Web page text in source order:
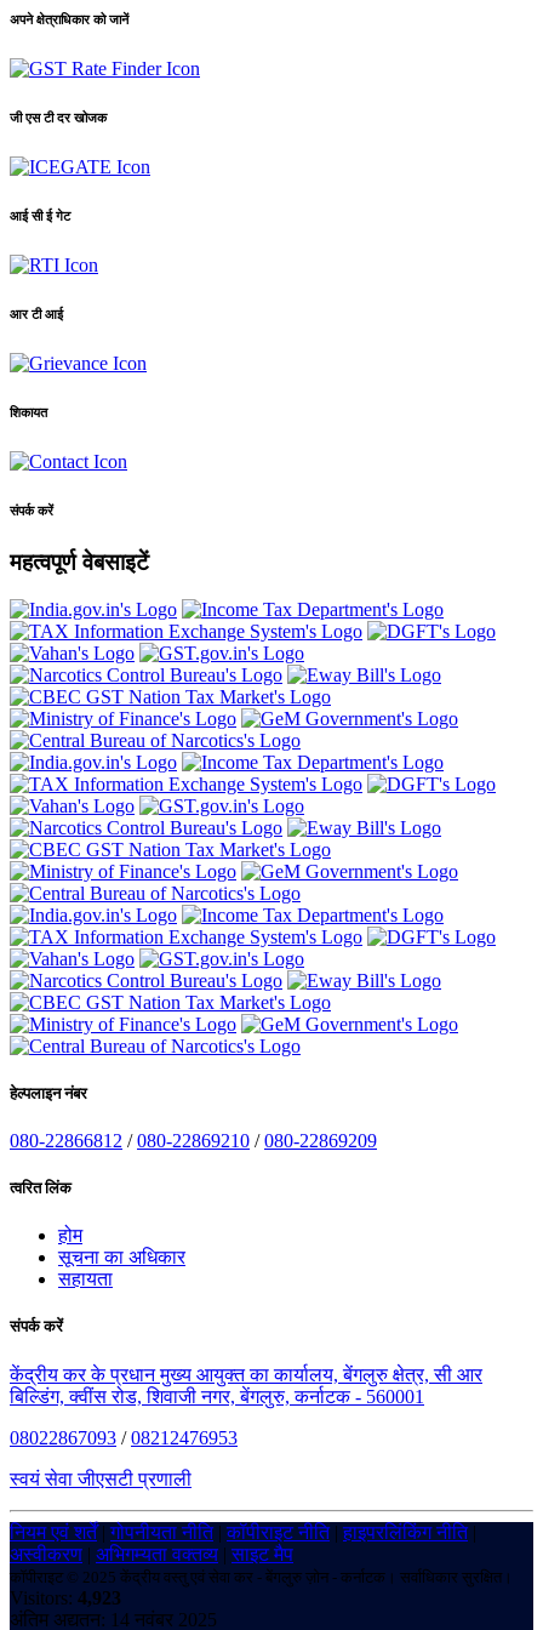
अपने क्षेत्राधिकार को जानें
जी एस टी दर खोजक
आई सी ई गेट
आर टी आई
शिकायत
संपर्क करें
महत्वपूर्ण वेबसाइटें
हेल्पलाइन नंबर
080-22866812 /080-22869210 /080-22869209
त्वरित लिंक
होम
सूचना का अधिकार
सहायता
संपर्क करें
केंद्रीय कर के प्रधान मुख्य आयुक्त का कार्यालय, बेंगलुरु क्षेत्र, सी आर
बिल्डिंग, क्वींस रोड, शिवाजी नगर, बेंगलुरु, कर्नाटक - 560001
08022867093 /08212476953
स्वयं सेवा जीएसटी प्रणाली
नियम एवं शर्तें|गोपनीयता नीति|कॉपीराइट नीति|हाइपरलिंकिंग नीति|
अस्वीकरण | अभिगम्यता वक्तव्य |साइट मैप
कॉपीराइट © 2025 केंद्रीय वस्तु एवं सेवा कर - बेंगलुरु ज़ोन - कर्नाटक। सर्वाधिकार सुरक्षित।
Visitors: 4,923
अंतिम अद्यतन: 14 नवंबर 2025